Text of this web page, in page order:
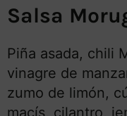
Salsa
Piña asada, chili
vinagre de
zumo de limón,